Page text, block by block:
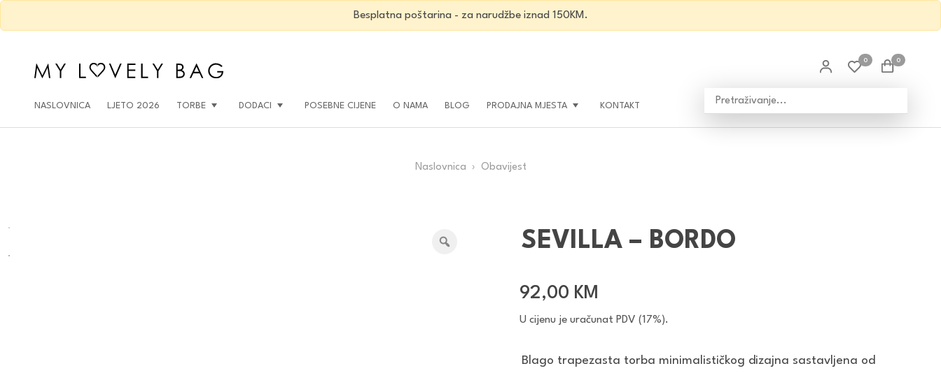
Besplatna poštarina - za narudžbe iznad 150KM.
0 0
NASLOVNICA LJETO 2026 TORBE DODACI POSEBNE CIJENE O NAMA BLOG PRODAJNA MJESTA KONTAKT
Naslovnica › Obavijest
SEVILLA – BORDO
92,00 KM
U cijenu je uračunat PDV (17%).
Blago trapezasta torba minimalističkog dizajna sastavljena od